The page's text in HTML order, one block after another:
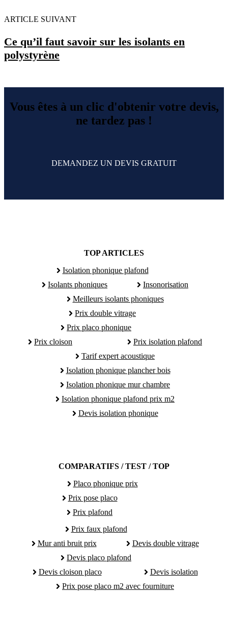
ARTICLE SUIVANT
Ce qu’il faut savoir sur les isolants en
polystyrène
Vous êtes à un clic d'obtenir votre devis,
ne tardez pas !
DEMANDEZ UN DEVIS GRATUIT
TOP ARTICLES
Isolation phonique plafond
Isolants phoniques
Insonorisation
Meilleurs isolants phoniques
Prix double vitrage
Prix placo phonique
Prix cloison
Prix isolation plafond
Tarif expert acoustique
Isolation phonique plancher bois
Isolation phonique mur chambre
Isolation phonique plafond prix m2
Devis isolation phonique
COMPARATIFS / TEST / TOP
Placo phonique prix
Prix pose placo
Prix plafond
Prix faux plafond
Mur anti bruit prix
Devis double vitrage
Devis placo plafond
Devis cloison placo
Devis isolation
Prix pose placo m2 avec fourniture